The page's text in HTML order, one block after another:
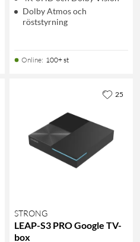
Dolby Atmos och
röststyrning
Online: 100+ st
STRONG
LEAP-S3 PRO Google TV-
box
25